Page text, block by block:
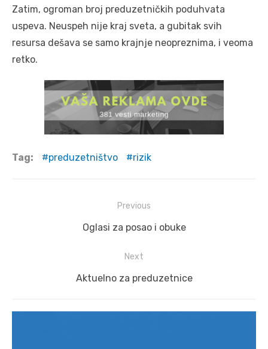
Zatim, ogroman broj preduzetničkih poduhvata
uspeva. Neuspeh nije kraj sveta, a gubitak svih
resursa dešava se samo krajnje neopreznima, i veoma
retko.
Tag: preduzetništvo rizik
Previous
Previous
Oglasi za posao i obuke
Next
Next
Aktuelno za preduzetnice